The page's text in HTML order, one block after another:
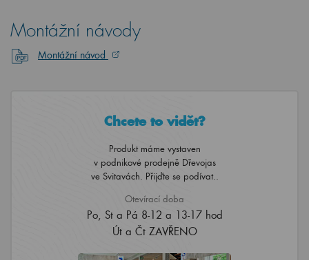
Montážní návody
Montážní návod
Chcete to vidět?
Produkt máme vystaven
v podnikové prodejně Dřevojas
ve Svitavách. Přijďte se podívat..
Otevírací doba
Po, St a Pá 8-12 a 13-17 hod
Út a Čt ZAVŘENO